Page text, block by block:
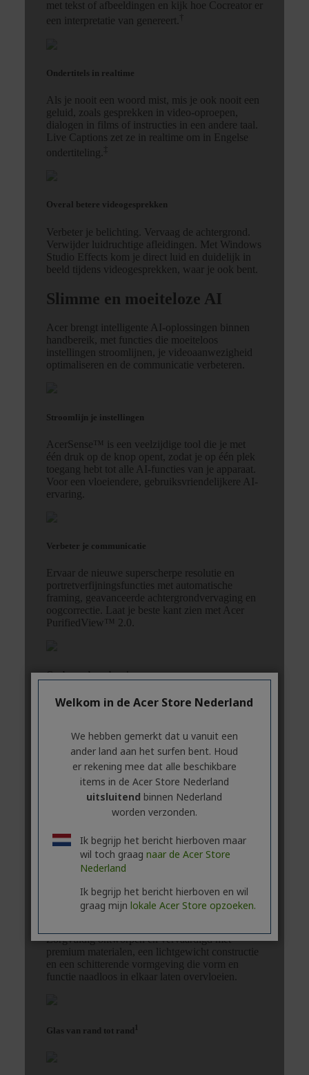
Welkom in de Acer Store Nederland
We hebben gemerkt dat u vanuit een
ander land aan het surfen bent. Houd
er rekening mee dat alle beschikbare
items in de Acer Store Nederland
uitsluitend binnen Nederland
worden verzonden.
Ik begrijp het bericht hierboven maar
wil toch graag naar de Acer Store
Nederland
Ik begrijp het bericht hierboven en wil
graag mijn lokale Acer Store opzoeken.